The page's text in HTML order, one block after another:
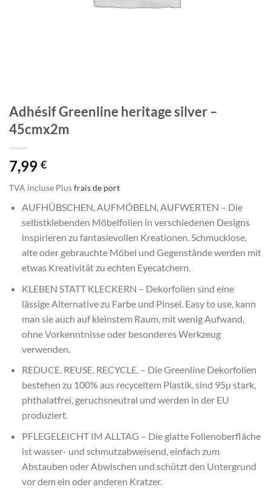
Adhésif Greenline heritage silver –
45cmx2m
7,99 €
TVA incluse Plusfrais de port
AUFHÜBSCHEN, AUFMÖBELN, AUFWERTEN – Die
selbstklebenden Möbelfolien in verschiedenen Designs
inspirieren zu fantasievollen Kreationen. Schmucklose,
alte oder gebrauchte Möbel und Gegenstände werden mit
etwas Kreativität zu echten Eyecatchern.
KLEBEN STATT KLECKERN – Dekorfolien sind eine
lässige Alternative zu Farbe und Pinsel. Easy to use, kann
man sie auch auf kleinstem Raum, mit wenig Aufwand,
ohne Vorkenntnisse oder besonderes Werkzeug
verwenden.
REDUCE. REUSE. RECYCLE. – Die Greenline Dekorfolien
bestehen zu 100% aus recyceltem Plastik, sind 95µ stark,
phthalatfrei, geruchsneutral und werden in der EU
produziert.
PFLEGELEICHT IM ALLTAG – Die glatte Folienoberfläche
ist wasser- und schmutzabweisend, einfach zum
Abstauben oder Abwischen und schützt den Untergrund
vor dem ein oder anderen Kratzer.